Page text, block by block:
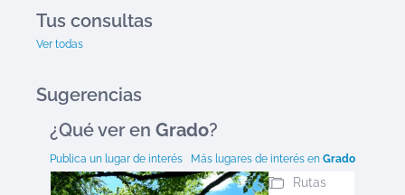
Tus consultas
Ver todas
Sugerencias
¿Qué ver en Grado?
Publica un lugar de interés Más lugares de interés en Grado
Rutas